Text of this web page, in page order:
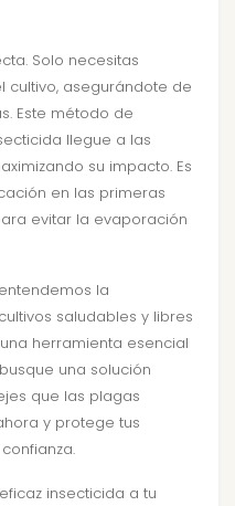
Solo necesitas
cultivo, asegurándote de
Este método de
llegue a las
su impacto. Es
en las primeras
evitar la evaporación
la
saludables y libres
herramienta esencial
una solución
que las plagas
y protege tus
insecticida a tu